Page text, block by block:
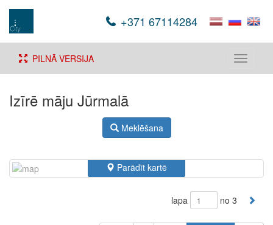
+371 67114284
Toggle
PILNĀ VERSIJA
Izīrē māju Jūrmalā
Meklēšana
Parādīt kartē
lapa no 3